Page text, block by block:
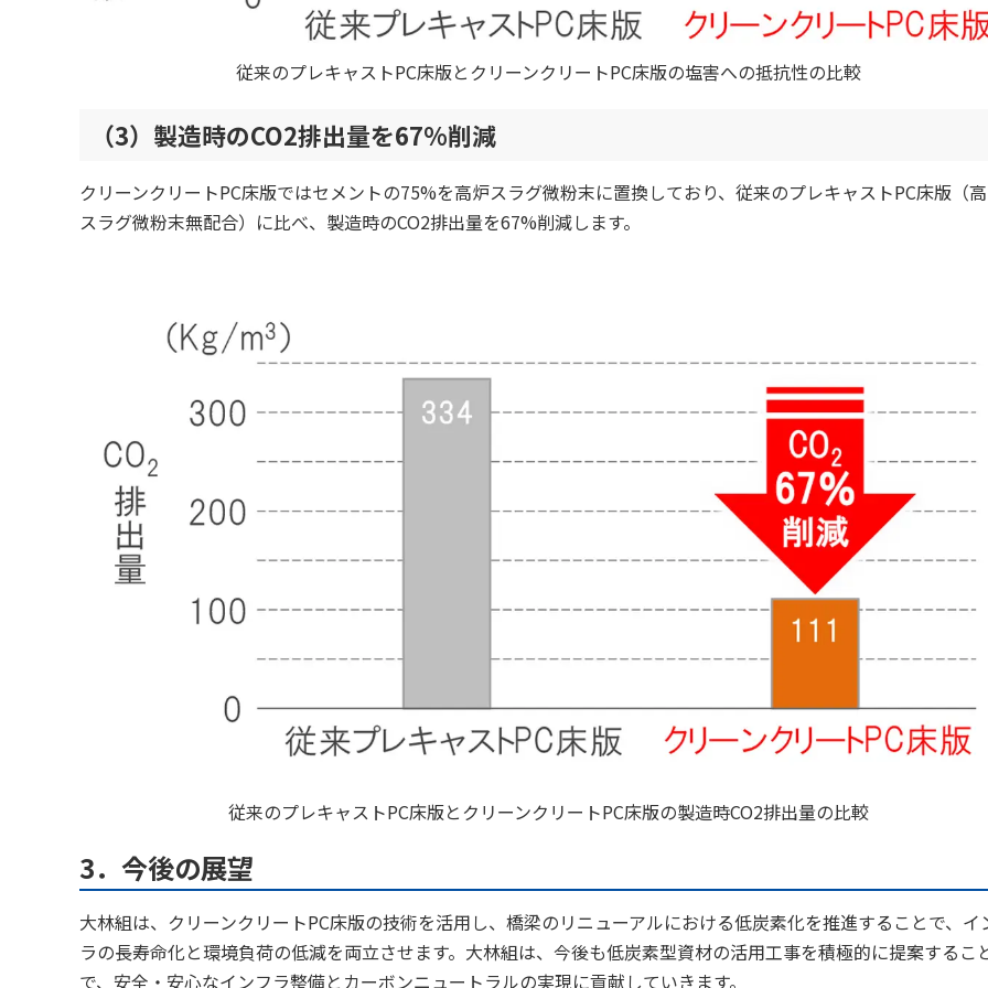
従来のプレキャストPC床版とクリーンクリートPC床版の塩害への抵抗性の比較
（3）製造時のCO2排出量を67%削減
クリーンクリートPC床版ではセメントの75%を高炉スラグ微粉末に置換しており、従来のプレキャストPC床版（
スラグ微粉末無配合）に比べ、製造時のCO2排出量を67%削減します。
従来のプレキャストPC床版とクリーンクリートPC床版の製造時CO2排出量の比較
3．今後の展望
大林組は、クリーンクリートPC床版の技術を活用し、橋梁のリニューアルにおける低炭素化を推進することで、イ
ラの長寿命化と環境負荷の低減を両立させます。大林組は、今後も低炭素型資材の活用工事を積極的に提案するこ
で、安全・安心なインフラ整備とカーボンニュートラルの実現に貢献していきます。